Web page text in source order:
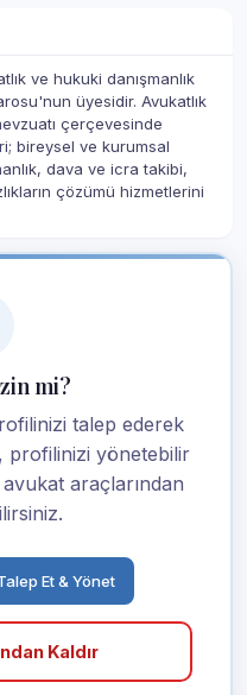
ve hukuki danışmanlık
üyesidir. Avukatlık
çerçevesinde
bireysel ve kurumsal
dava ve icra takibi,
çözümü hizmetlerini
mi?
talep ederek
profilinizi yönetebilir
araçlarından
Et & Yönet
Kaldır